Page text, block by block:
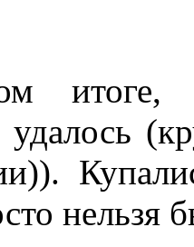
итоге,
удалось
нельзя